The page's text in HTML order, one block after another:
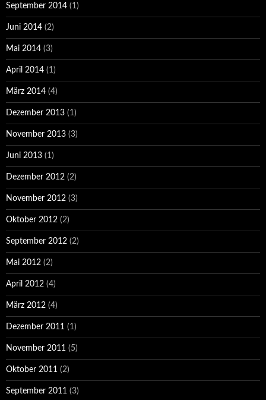
September 2014 (1)
Juni 2014 (2)
Mai 2014 (3)
April 2014 (1)
März 2014 (4)
Dezember 2013 (1)
November 2013 (3)
Juni 2013 (1)
Dezember 2012 (2)
November 2012 (3)
Oktober 2012 (2)
September 2012 (2)
Mai 2012 (2)
April 2012 (4)
März 2012 (4)
Dezember 2011 (1)
November 2011 (5)
Oktober 2011 (2)
September 2011 (3)